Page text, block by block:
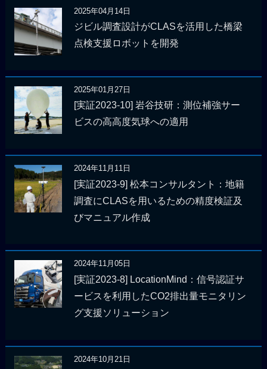
2025年04月14日
ジビル調査設計がCLASを活用した橋梁
点検支援ロボットを開発
2025年01月27日
[実証2023-10] 岩谷技研：測位補強サー
ビスの高高度気球への適用
2024年11月11日
[実証2023-9] 松本コンサルタント：地籍
調査にCLASを用いるための精度検証及
びマニュアル作成
2024年11月05日
[実証2023-8] LocationMind：信号認証サ
ービスを利用したCO2排出量モニタリン
グ支援ソリューション
2024年10月21日